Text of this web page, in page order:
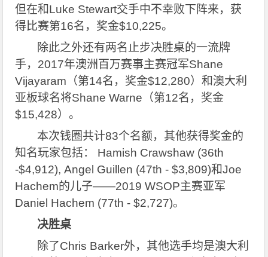
但在和Luke Stewart交手中不幸败下阵来，获
得比赛第16名，奖金$10,225。
除此之外还有两名止步决胜桌的一流牌
手，2017年澳洲百万赛事主赛冠军Shane
Vijayaram（第14名，奖金$12,280）和澳大利
亚板球名将Shane Warne（第12名，奖金
$15,428）。
本次钱圈共计83个名额，其他获得奖金的
知名玩家包括： Hamish Crawshaw (36th
-$4,912), Angel Guillen (47th - $3,809)和Joe
Hachem的儿子——2019 WSOP主赛亚军
Daniel Hachem (77th - $2,727)。
决胜桌
除了Chris Barker外，其他选手均是澳大利